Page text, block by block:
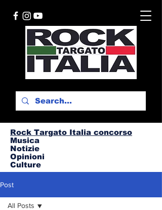
Rock Targato Italia concorso
Musica
Notizie
Opinioni
Culture
Post
All Posts